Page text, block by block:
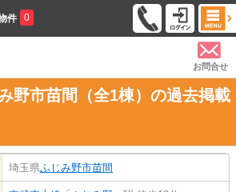
件 0
お問合せ
野市苗間（全1棟）の過去掲載
埼玉県ふじみ野市苗間